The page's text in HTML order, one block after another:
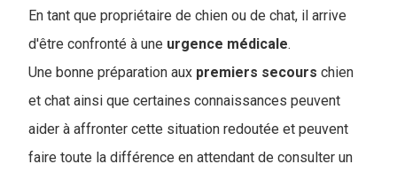
En tant que propriétaire de chien ou de chat, il arrive
d'être confronté à une urgence médicale.
Une bonne préparation aux premiers secours chien
et chat ainsi que certaines connaissances peuvent
aider à affronter cette situation redoutée et peuvent
faire toute la différence en attendant de consulter un